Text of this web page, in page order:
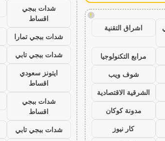
!
اشراق التقنية
مرابع التكنولوجيا
شوف ويب
الشرقية الاقتصادية
مدونة كوكان
كار نيوز
شدات ببجي
اقساط
شدات ببجي تمارا
شدات ببجي تابي
ايتونز سعودي
اقساط
شدات ببجي
اقساط
شدات ببجي تابي